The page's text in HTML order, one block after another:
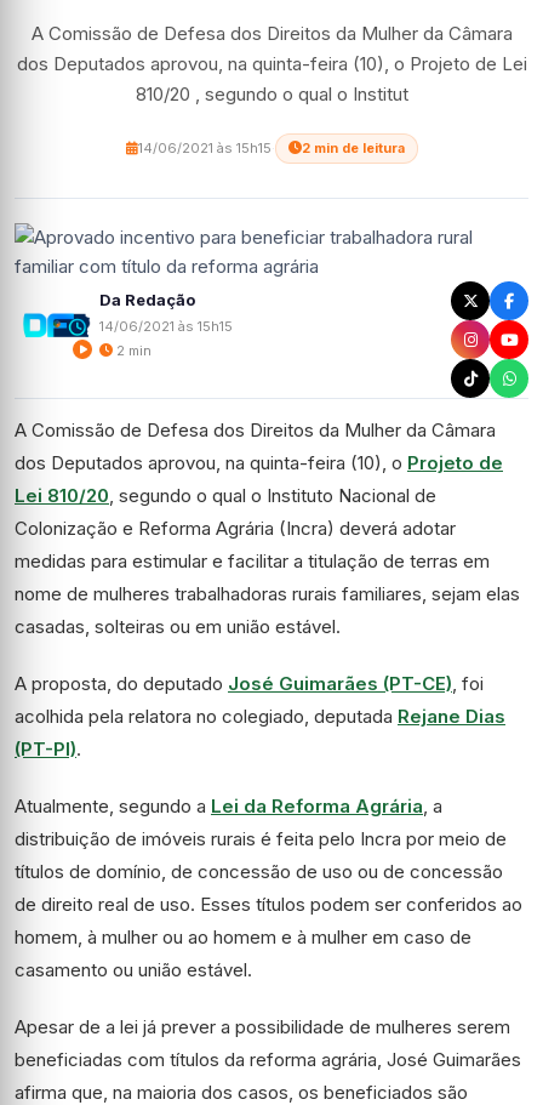
A Comissão de Defesa dos Direitos da Mulher da Câmara
dos Deputados aprovou, na quinta-feira (10), o Projeto de Lei
810/20 , segundo o qual o Institut
14/06/2021 às 15h15 2 min de leitura
Da Redação
14/06/2021 às 15h15
2 min
A Comissão de Defesa dos Direitos da Mulher da Câmara
dos Deputados aprovou, na quinta-feira (10), o Projeto de
Lei 810/20, segundo o qual o Instituto Nacional de
Colonização e Reforma Agrária (Incra) deverá adotar
medidas para estimular e facilitar a titulação de terras em
nome de mulheres trabalhadoras rurais familiares, sejam elas
casadas, solteiras ou em união estável.
A proposta, do deputado José Guimarães (PT-CE), foi
acolhida pela relatora no colegiado, deputada Rejane Dias
(PT-PI).
Atualmente, segundo a Lei da Reforma Agrária, a
distribuição de imóveis rurais é feita pelo Incra por meio de
títulos de domínio, de concessão de uso ou de concessão
de direito real de uso. Esses títulos podem ser conferidos ao
homem, à mulher ou ao homem e à mulher em caso de
casamento ou união estável.
Apesar de a lei já prever a possibilidade de mulheres serem
beneficiadas com títulos da reforma agrária, José Guimarães
afirma que, na maioria dos casos, os beneficiados são